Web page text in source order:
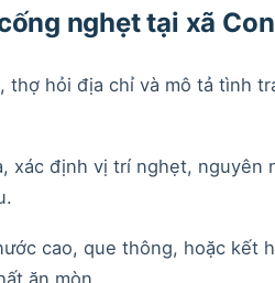
nghẹt tại xã
, thợ hỏi địa chỉ và mô tả tình
xác định vị trí nghẹt, nguyên
cao, que thông, hoặc kết
ăn mòn.